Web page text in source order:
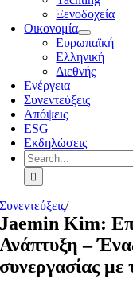
Ξενοδοχεία
Οικονομία
Ευρωπαϊκή
Ελληνική
Διεθνής
Ενέργεια
Συνεντεύξεις
Απόψεις
ESG
Εκδηλώσεις
Search
for:
Συνεντεύξεις/
Jaemin Kim:
Ανάπτυξη –
συνεργασίας